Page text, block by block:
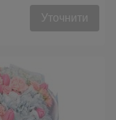
Уточнити